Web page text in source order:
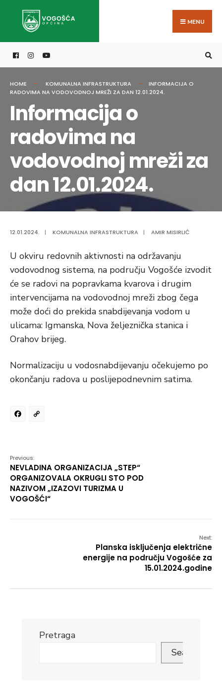
MENU
HOME KOMUNALNA INFRASTRUKTURA
INFORMACIJA O
RADOVIMA NA VODOVODNOJ MREŽI ZA DAN 12.01.2024.
Informacija o
radovima na
vodovodnoj mreži za
dan 12.01.2024.
12.01.2024. | KOMUNALNA INFRASTRUKTURA | AMIR MISIRLIĆ
U okviru redovnih aktivnosti na održavanju
vodovodnog sistema, na području Vogošće izvodit
će se radovi na popravkama kvarova i drugim
intervencijama na vodovodnoj mreži zbog čega
može doći do prekida snabdijevanja vodom u
ulicama: Igmanska, Nova željeznička stanica i
Orahov brijeg.
Normalizaciju u vodosnabdijevanju očekujemo po
okončanju radova u poslijepodnevnim satima.
Facebook
Previous:
NEVLADINA ORGANIZACIJA „STEP“
ORGANIZOVALA OKRUGLI STO POD
NAZIVOM „IZAZOVI TURIZMA U
VOGOŠĆI“
Next:
Planska isključenja električne
energije na području Vogošće za
15.01.2024.godine
Pretraga
Search
for: